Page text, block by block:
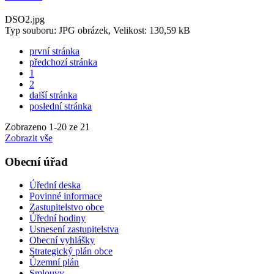
DSO2.jpg
Typ souboru: JPG obrázek, Velikost: 130,59 kB
první stránka
předchozí stránka
1
2
další stránka
poslední stránka
Zobrazeno 1-20 ze 21
Zobrazit vše
Obecní úřad
Úřední deska
Povinné informace
Zastupitelstvo obce
Úřední hodiny
Usnesení zastupitelstva
Obecní vyhlášky
Strategický plán obce
Územní plán